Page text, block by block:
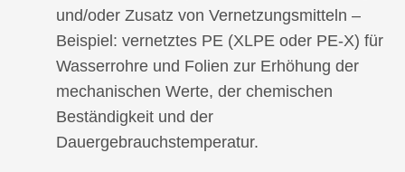
und/oder Zusatz von Vernetzungsmitteln –
Beispiel: vernetztes PE (XLPE oder PE-X) für
Wasserrohre und Folien zur Erhöhung der
mechanischen Werte, der chemischen
Beständigkeit und der
Dauergebrauchstemperatur.